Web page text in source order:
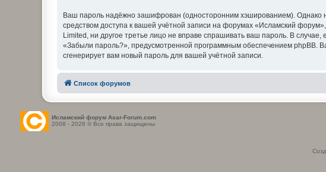
Ваш пароль надёжно зашифрован (односторонним хэшированием). Однако
средством доступа к вашей учётной записи на форумах «Исламский
Limited, ни другое третье лицо не вправе спрашивать ваш пароль. В
«Забыли пароль?», предусмотренной программным обеспечением phpBB.
сгенерирует вам новый пароль для вашей учётной записи.
Список форумов
Исламский форум Asar-Forum.com
2008 - 2026 © Все права защищены